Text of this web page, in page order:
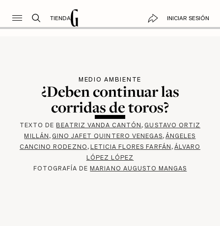
TIENDA INICIAR SESIÓN
MEDIO AMBIENTE
¿Deben continuar las
corridas de toros?
TEXTO DEBEATRIZ VANDA CANTÓN GUSTAVO ORTIZ
MILLÁN GINO JAFET QUINTERO VENEGAS ÁNGELES
CANCINO RODEZNO LETICIA FLORES FARFÁN ÁLVARO
LÓPEZ LÓPEZ
FOTOGRAFÍA DEMARIANO AUGUSTO MANGAS